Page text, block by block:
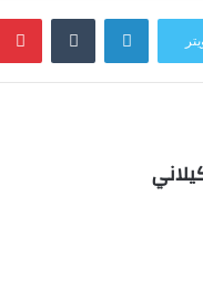
لينكدإن